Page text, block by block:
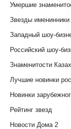
Умершие
Звезды именинники
Западный шоу-
Российский шоу-
Знаменитости
Лучшие новинки
Новинки
Рейтинг звезд
Новости Дома 2